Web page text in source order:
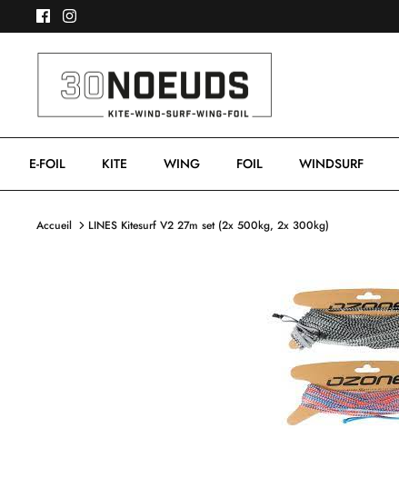
Passer
au
contenu
E-FOIL KITE WING FOIL WINDSURF
Accueil LINES Kitesurf V2 27m set (2x 500kg, 2x 300kg)